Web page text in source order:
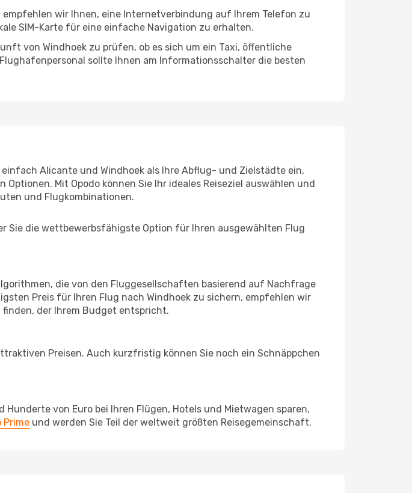
wir Ihnen, eine Internetverbindung auf Ihrem Telefon zu
SIM-Karte für eine einfache Navigation zu erhalten.
von Windhoek zu prüfen, ob es sich um ein Taxi, öffentliche
sollte Ihnen am Informationsschalter die besten
Alicante und Windhoek als Ihre Abflug- und Zielstädte ein,
Mit Opodo können Sie Ihr ideales Reiseziel auswählen und
und Flugkombinationen.
Sie die wettbewerbsfähigste Option für Ihren ausgewählten Flug
die von den Fluggesellschaften basierend auf Nachfrage
Preis für Ihren Flug nach Windhoek zu sichern, empfehlen wir
finden, der Ihrem Budget entspricht.
Preisen. Auch kurzfristig können Sie noch ein Schnäppchen
von Euro bei Ihren Flügen, Hotels und Mietwagen sparen,
Prime und werden Sie Teil der weltweit größten Reisegemeinschaft.